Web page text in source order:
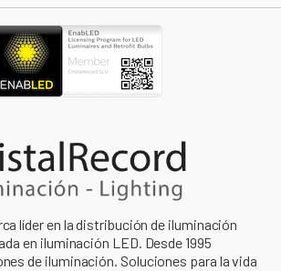
líder en la distribución de iluminación
en iluminación LED. Desde 1995
de iluminación. Soluciones para la vida